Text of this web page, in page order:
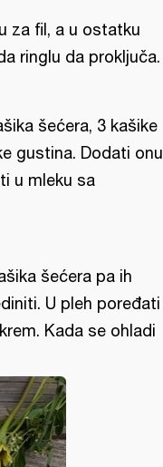
za fil, a u ostatku
ringlu da proključa.
šećera, 3 kašike
gustina. Dodati onu
u mleku sa
šećera pa ih
U pleh poređati
Kada se ohladi